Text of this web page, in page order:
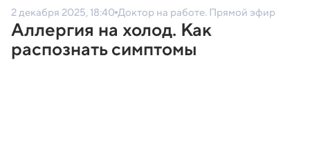
2 декабря 2025, 18:40 Доктор на работе. Прямой эфир
Аллергия на холод. Как
распознать симптомы